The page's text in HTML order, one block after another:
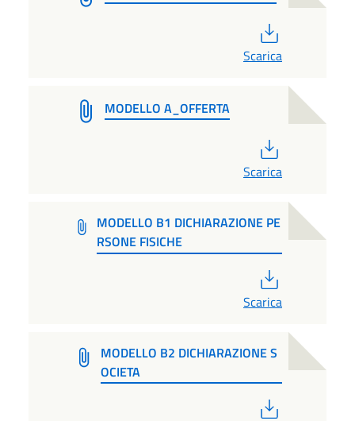
Scarica
MODELLO A_OFFERTA
Scarica
MODELLO B1 DICHIARAZIONE PE
RSONE FISICHE
Scarica
MODELLO B2 DICHIARAZIONE S
OCIETA